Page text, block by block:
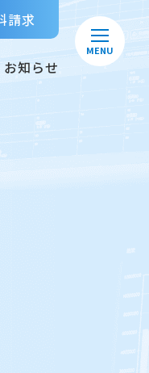
MENU
請求
お知らせ